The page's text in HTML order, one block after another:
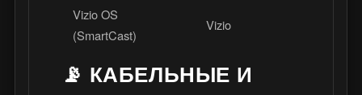
Vizio OS
(SmartCast)
Vizio
📡 КАБЕЛЬНЫЕ И